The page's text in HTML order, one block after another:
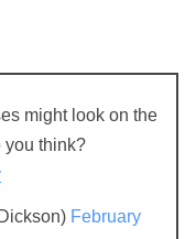
might look on the
you think?
February